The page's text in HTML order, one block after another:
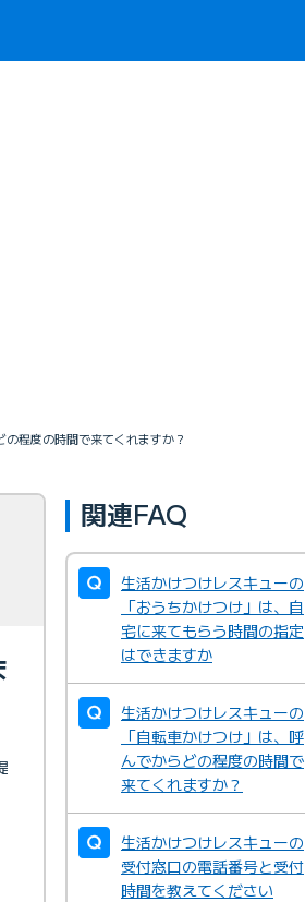
程度の時間で来てくれますか？
関連FAQ
生活かけつけレスキューの
「おうちかけつけ」は、自
宅に来てもらう時間の指定
はできますか
生活かけつけレスキューの
「自転車かけつけ」は、呼
んでからどの程度の時間で
来てくれますか？
生活かけつけレスキューの
受付窓口の電話番号と受付
時間を教えてください